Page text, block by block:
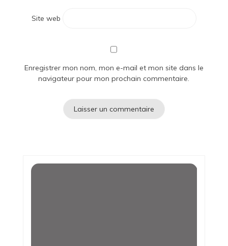
Site web
Enregistrer mon nom, mon e-mail et mon site dans le
navigateur pour mon prochain commentaire.